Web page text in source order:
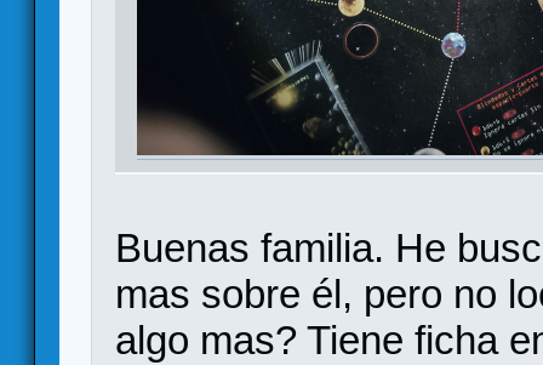
Buenas familia. He
mas sobre él, pero no
algo mas? Tiene ficha